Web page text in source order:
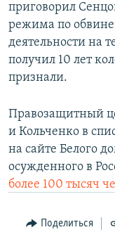
приговорил
режима по
деятельности на
получил 10 лет
признали.
Правозащитный
и Кольченко в
на сайте Белого
осужденного в
более 100 тысяч
Поделиться